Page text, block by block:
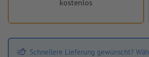
kostenlos
Schnellere Lieferung gewünscht?